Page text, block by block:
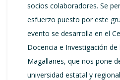
socios colaboradores. Se
esfuerzo puesto por este
evento se desarrolla en el
Docencia e Investigación de
Magallanes, que nos pone
universidad estatal y